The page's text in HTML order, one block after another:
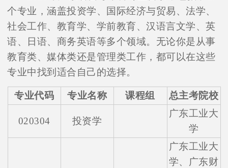
个专业，涵盖投资学、国际经济与贸易、法学、
社会工作、教育学、学前教育、汉语言文学、英
语、日语、商务英语等多个领域。无论你是从事
教育类、媒体类还是管理类工作，都可以在这些
专业中找到适合自己的选择。
专业代码 专业名称 课程组 总主考院校
020304 投资学
广东工业大
学
广东工业大
学、广东财